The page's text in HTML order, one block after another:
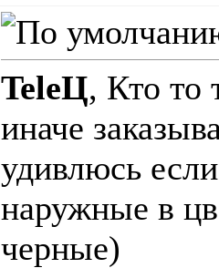
TeleЦ, Кто то
иначе
удивлюсь
наружные в
черные)